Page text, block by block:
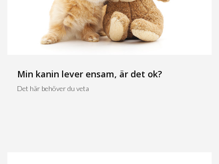
Min kanin lever ensam, är det ok?
Det här behöver du veta